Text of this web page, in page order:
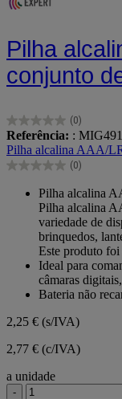
Pilha
conjunto
(0)
0.0
em
5
estrelas.
Referência: :
Pilha alcalina AAA/
(0)
0.0
estrelas.
Pilha alcalina
Pilha alcalina
variedade de
brinquedos,
Este produto
Ideal para
câmaras
Bateria não
2,25 € (s/IVA)
2,77 € (c/IVA)
a unidade
-